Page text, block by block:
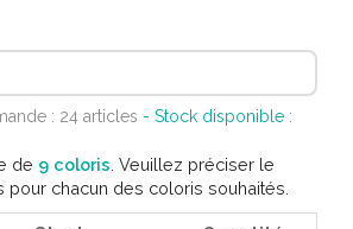
: 24 articles - Stock disponible :
de 9 coloris . Veuillez préciser le
chacun des coloris souhaités.